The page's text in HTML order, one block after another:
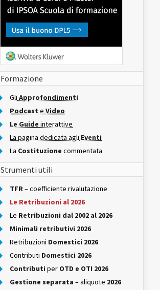
Formazione
Gli Approfondimenti
Podcast e Video
Le Guide interattive
La pagina dedicata agli Eventi
La Costituzione commentata
Strumenti utili
TFR– coefficiente rivalutazione
Le Retribuzioni al 2026
Le Retribuzioni dal 2002 al 2026
Minimali retributivi 2026
Retribuzioni Domestici 2026
Contributi Domestici 2026
Contributi per OTD e OTI 2026
Gestione separata – aliquote 2026